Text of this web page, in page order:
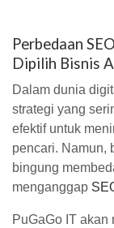
Perbedaan
Dipilih Bisnis
Dalam dunia
strategi yang
efektif untuk
pencari. Namun,
bingung
menganggap
PuGaGo IT